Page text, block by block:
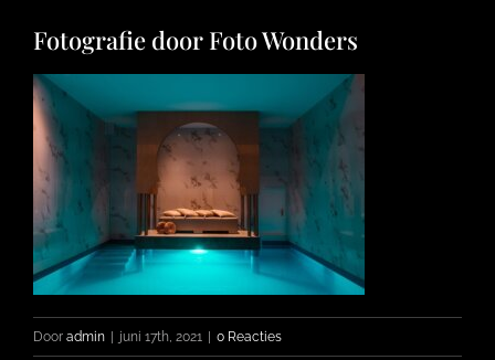
FOTO’S
INFO
OPENINGSTIJDEN
CONTACT
Fotografie door Foto Wonders
Door admin juni 17th, 2021 0 Reacties